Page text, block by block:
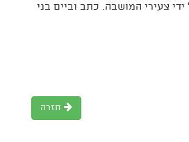
צעירי המושבה. כתב וביים בני
חזרה